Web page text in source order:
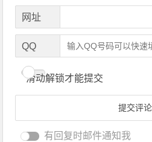
网址
QQ
滑动解锁才能提交
有回复时邮件通知我